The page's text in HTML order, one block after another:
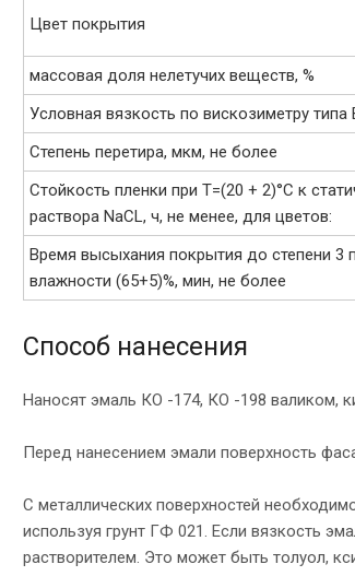
Цвет покрытия
массовая доля нелетучих веществ, %
Условная вязкость по вискозиметру
Степень перетира, мкм, не более
Стойкость пленки при Т=(20 + 2)°С к
раствора NaCL, ч, не менее, для цветов:
Время высыхания покрытия до степени 3
влажности (65+5)%, мин, не более
Способ нанесения
Наносят эмаль КО -174, КО -198 валиком,
Перед нанесением эмали поверхность
С металлических поверхностей
используя грунт ГФ 021. Если вязкость
растворителем. Это может быть толуол,